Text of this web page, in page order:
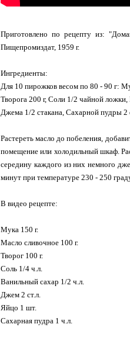
Приготовлено по рецепту из:
Пищепромиздат, 1959 г.
Ингредиенты:
Для 10 пирожков весом по 80 - 90 г:
Творога 200 г, Соли 1/2 чайной ложки,
Джема 1/2 стакана, Сахарной пудры 2
Растереть масло до побеления,
помещение или холодильный шкаф.
середину каждого из них немного
минут при температуре 230 - 250
В видео рецепте:
Мука 150 г.
Масло сливочное 100 г.
Творог 100 г.
Соль 1/4 ч.л.
Ванильный сахар 1/2 ч.л.
Джем 2 ст.л.
Яйцо 1 шт.
Сахарная пудра 1 ч.л.